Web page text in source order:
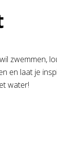
zwemmen,
en laat je
water!